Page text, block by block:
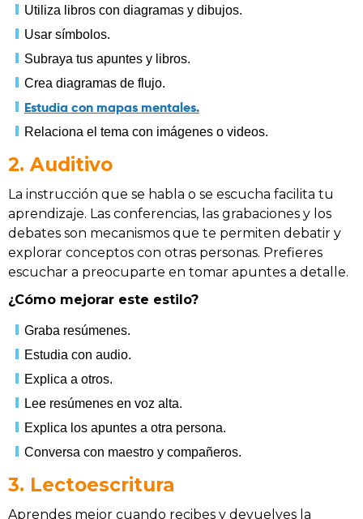
Utiliza libros con diagramas y dibujos.
Usar símbolos.
Subraya tus apuntes y libros.
Crea diagramas de flujo.
Estudia con mapas mentales.
Relaciona el tema con imágenes o videos.
2. Auditivo
La instrucción que se habla o se escucha facilita tu
aprendizaje. Las conferencias, las grabaciones y los
debates son mecanismos que te permiten debatir y
explorar conceptos con otras personas. Prefieres
escuchar a preocuparte en tomar apuntes a detalle.
¿Cómo mejorar este estilo?
Graba resúmenes.
Estudia con audio.
Explica a otros.
Lee resúmenes en voz alta.
Explica los apuntes a otra persona.
Conversa con maestro y compañeros.
3. Lectoescritura
Aprendes mejor cuando recibes y devuelves la